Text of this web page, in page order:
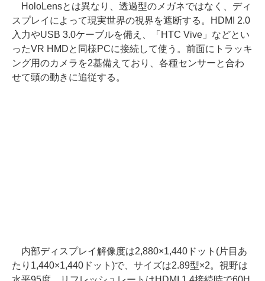
HoloLensとは異なり、透過型のメガネではなく、ディ
スプレイによって現実世界の視界を遮断する。HDMI 2.0
入力やUSB 3.0ケーブルを備え、「HTC Vive」などとい
ったVR HMDと同様PCに接続して使う。前面にトラッキ
ング用のカメラを2基備えており、各種センサーと合わ
せて頭の動きに追従する。
内部ディスプレイ解像度は2,880×1,440ドット(片目あ
たり1,440×1,440ドット)で、サイズは2.89型×2。視野は